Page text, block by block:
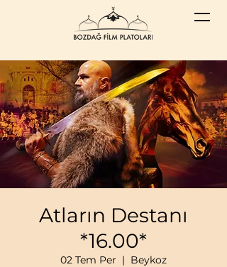
Atların Destanı
*16.00*
02 Tem Per
  |
Beykoz